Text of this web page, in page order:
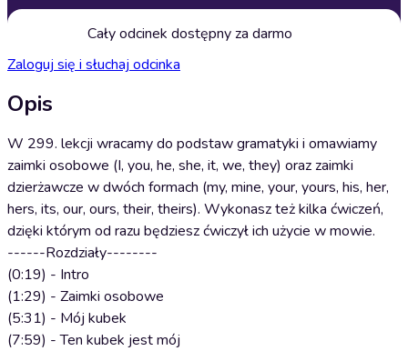
Cały odcinek dostępny za darmo
Zaloguj się i słuchaj odcinka
Opis
W 299. lekcji wracamy do podstaw gramatyki i omawiamy
zaimki osobowe (I, you, he, she, it, we, they) oraz zaimki
dzierżawcze w dwóch formach (my, mine, your, yours, his, her,
hers, its, our, ours, their, theirs). Wykonasz też kilka ćwiczeń,
dzięki którym od razu będziesz ćwiczył ich użycie w mowie.
------Rozdziały--------
(0:19) - Intro
(1:29) - Zaimki osobowe
(5:31) - Mój kubek
(7:59) - Ten kubek jest mój